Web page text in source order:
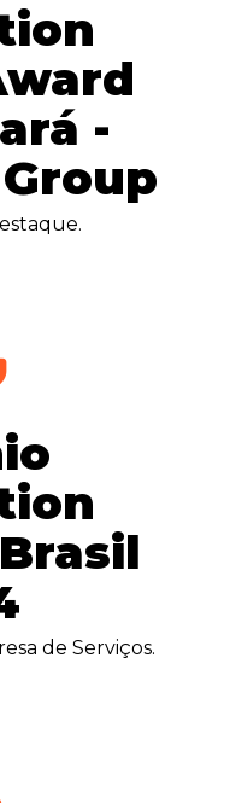
-
de Serviços.
Necessário
Esses cookies
não são